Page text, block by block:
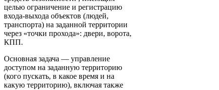
целью ограничение и регистрацию
входа-выхода объектов (людей,
транспорта) на заданной территории
через «точки прохода»: двери, ворота,
КПП.
Основная задача — управление
доступом на заданную территорию
(кого пускать, в какое время и на
какую территорию), включая также